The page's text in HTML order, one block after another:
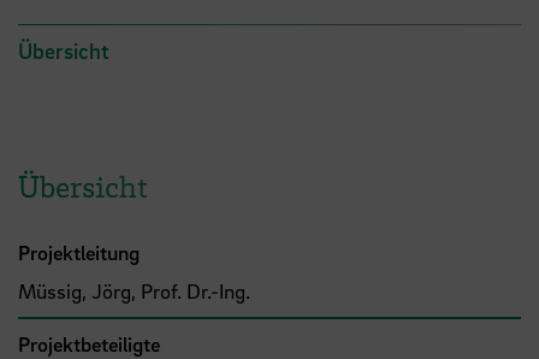
Übersicht
Übersicht
Projektleitung
Müssig, Jörg, Prof. Dr.-Ing.
Projektbeteiligte